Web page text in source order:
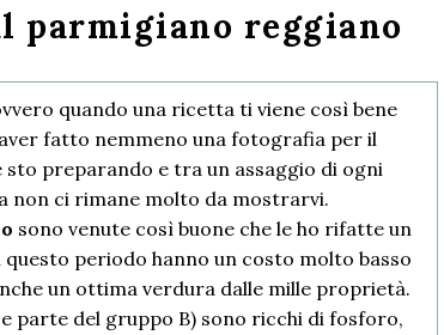
parmigiano reggiano
quando una ricetta ti viene così bene
fatto nemmeno una fotografia per il
sto preparando e tra un assaggio di ogni
non ci rimane molto da mostrarvi.
sono venute così buone che le ho rifatte un
periodo hanno un costo molto basso
un ottima verdura dalle mille proprietà.
parte del gruppo B) sono ricchi di fosforo,